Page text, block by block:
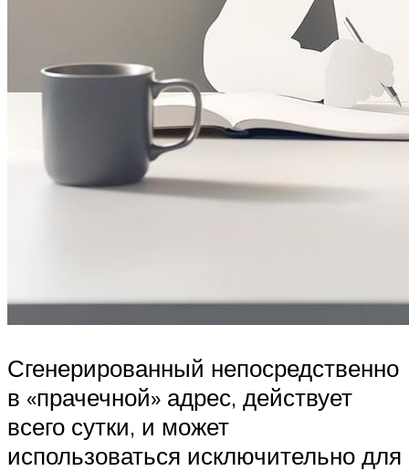
Сгенерированный непосредственно
в «прачечной» адрес, действует
всего сутки, и может
использоваться исключительно для